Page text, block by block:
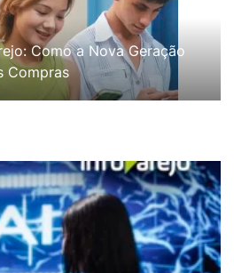
Como a Nova Geração
Compras